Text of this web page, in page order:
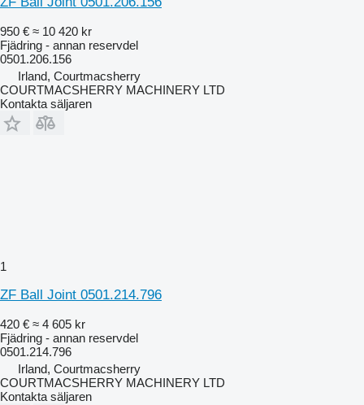
950 € ≈ 10 420 kr
Fjädring - annan reservdel
0501.206.156
Irland, Courtmacsherry
COURTMACSHERRY MACHINERY LTD
Kontakta säljaren
1
ZF Ball Joint 0501.214.796
420 € ≈ 4 605 kr
Fjädring - annan reservdel
0501.214.796
Irland, Courtmacsherry
COURTMACSHERRY MACHINERY LTD
Kontakta säljaren